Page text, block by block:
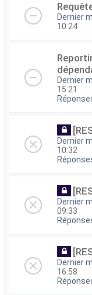
Dernier
10:24
Dernier
15:21
Dernier
10:32
Dernier
09:33
Dernier
16:58